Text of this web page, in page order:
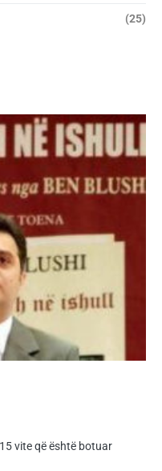
(25)
vite që është botuar